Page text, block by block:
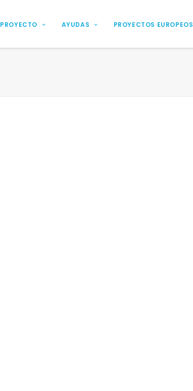
PROYECTO AYUDAS PROYECTOS EUROPEOS